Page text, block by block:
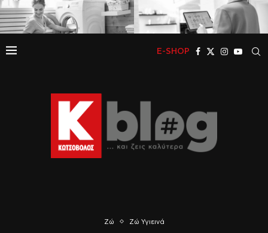
E-SHOP
Ζώ Ζώ Υγιεινά